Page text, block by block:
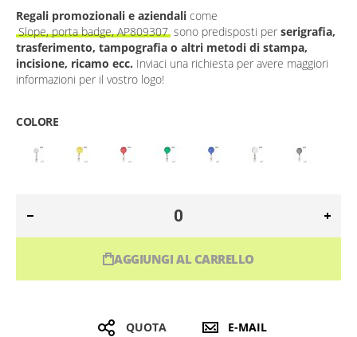
Regali promozionali e aziendali come
Slope, porta badge, AP809307 sono predisposti per serigrafia,
trasferimento, tampografia o altri metodi di stampa,
incisione, ricamo ecc. Inviaci una richiesta per avere maggiori
informazioni per il vostro logo!
COLORE
AGGIUNGI AL CARRELLO
QUOTA E-MAIL